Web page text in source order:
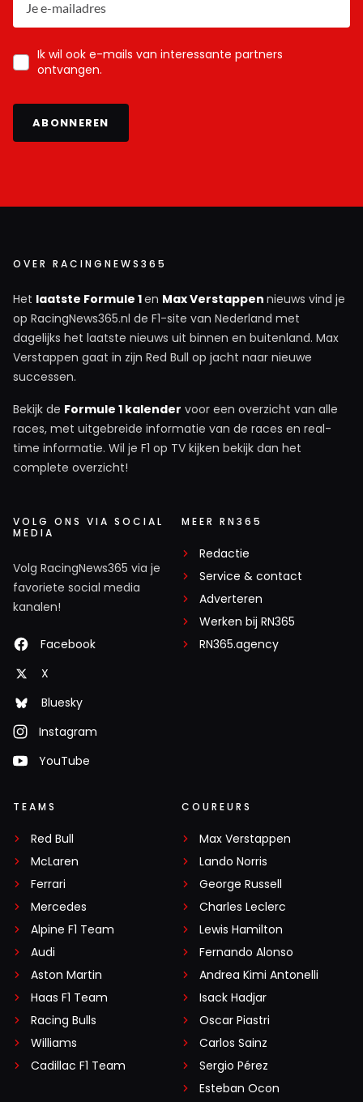
Ik wil ook e-mails van interessante partners
ontvangen.
ABONNEREN
OVER RACINGNEWS365
Het laatste Formule 1en Max Verstappen nieuws vind je
op RacingNews365.nl de F1-site van Nederland met
dagelijks het laatste nieuws uit binnen en buitenland. Max
Verstappen gaat in zijn Red Bull op jacht naar nieuwe
successen.
Bekijk de Formule 1 kalender voor een overzicht van alle
races, met uitgebreide informatie van de races en real-
time informatie. Wil je F1 op TV kijken bekijk dan het
complete overzicht!
VOLG ONS VIA SOCIAL
MEDIA
Volg RacingNews365 via je
favoriete social media
kanalen!
Facebook
X
Bluesky
Instagram
YouTube
MEER RN365
Redactie
Service & contact
Adverteren
Werken bij RN365
RN365.agency
TEAMS
Red Bull
McLaren
Ferrari
Mercedes
Alpine F1 Team
Audi
Aston Martin
Haas F1 Team
Racing Bulls
Williams
Cadillac F1 Team
COUREURS
Max Verstappen
Lando Norris
George Russell
Charles Leclerc
Lewis Hamilton
Fernando Alonso
Andrea Kimi Antonelli
Isack Hadjar
Oscar Piastri
Carlos Sainz
Sergio Pérez
Esteban Ocon